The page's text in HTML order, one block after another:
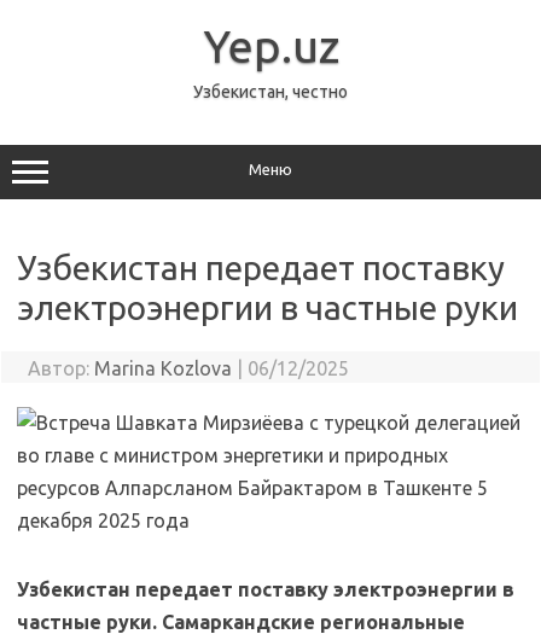
Yep.uz
Узбекистан, честно
Меню
Узбекистан передает поставку
электроэнергии в частные руки
Автор: Marina Kozlova 06/12/2025
Узбекистан передает поставку электроэнергии в
частные руки. Самаркандские региональные